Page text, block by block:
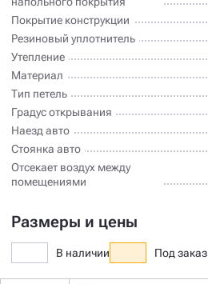
Покрытие конструкции
Резиновый уплотнитель
Утепление
Материал
Тип петель
Градус открывания
Наезд авто
Стоянка авто
Отсекает воздух между
помещениями
Размеры и цены
В наличии Под заказ